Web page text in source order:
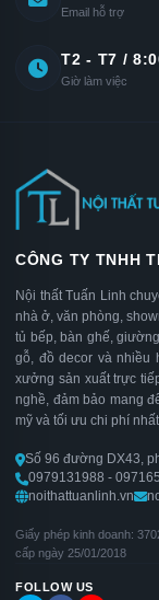
Email hỗ trợ
T2 - T7 /
Giờ làm việc
CÔNG TY TNHH
Nội thất Tuấn Linh
nhà ở, văn phòng,
tủ bếp, bàn ghế,
gỗ, đồ decor và nhiều
xưởng sản xuất trực
nghề, đảm bảo mang
mỹ và tối ưu chi phí nhất.
Số 96 đường DX43,
0979131988 -
noithattuanlinh.vn
Giấy phép kinh doanh:
cấp ngày 25/01/2018
FOLLOW US